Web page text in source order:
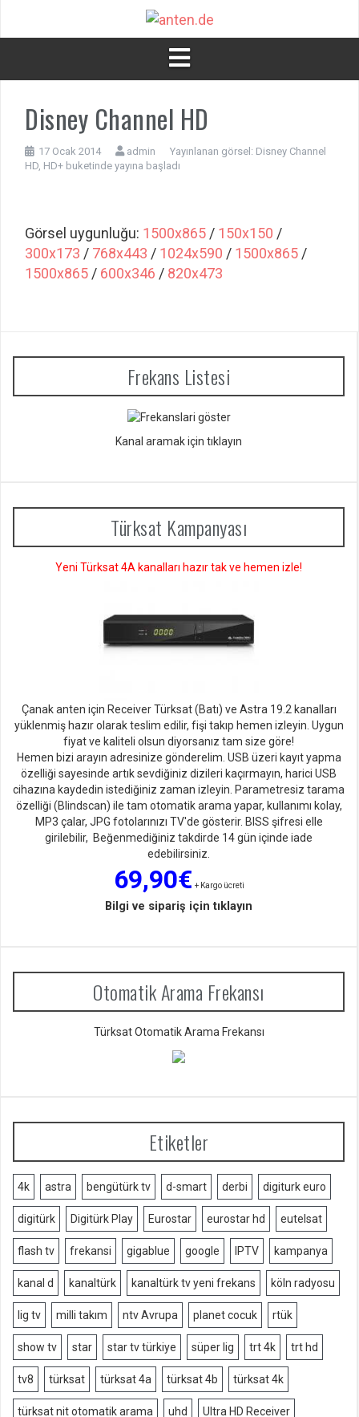
Disney Channel HD
17 Ocak 2014 admin Yayınlanan görsel: Disney Channel
HD, HD+ buketinde yayına başladı
Görsel uygunluğu: 1500x865 / 150x150 /
300x173 / 768x443 / 1024x590 / 1500x865 /
1500x865 / 600x346 / 820x473
Frekans Listesi
Kanal aramak için tıklayın
Türksat Kampanyası
Yeni Türksat 4A kanalları hazır tak ve hemen izle!
Çanak anten için Receiver Türksat (Batı) ve Astra 19.2 kanalları
yüklenmiş hazır olarak teslim edilir, fişi takıp hemen izleyin. Uygun
fiyat ve kaliteli olsun diyorsanız tam size göre!
Hemen bizi arayın adresinize gönderelim. USB üzeri kayıt yapma
özelliği sayesinde artık sevdiğiniz dizileri kaçırmayın, harici USB
cihazına kaydedin istediğiniz zaman izleyin. Parametresiz tarama
özelliği (Blindscan) ile tam otomatik arama yapar, kullanımı kolay,
MP3 çalar, JPG fotolarınızı TV'de gösterir. BISS şifresi elle
girilebilir, Beğenmediğiniz takdirde 14 gün içinde iade
edebilirsiniz.
69,90€ + Kargo ücreti
Bilgi ve sipariş için tıklayın
Otomatik Arama Frekansı
Türksat Otomatik Arama Frekansı
Etiketler
4k astra bengütürk tv d-smart derbi digiturk euro
digitürk Digitürk Play Eurostar eurostar hd eutelsat
flash tv frekansi gigablue google IPTV kampanya
kanal d kanaltürk kanaltürk tv yeni frekans köln radyosu
lig tv milli takım ntv Avrupa planet cocuk rtük
show tv star star tv türkiye süper lig trt 4k trt hd
tv8 türksat türksat 4a türksat 4b türksat 4k
türksat nit otomatik arama uhd Ultra HD Receiver